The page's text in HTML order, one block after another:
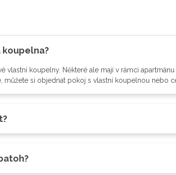
koupelna?
vlastní koupelny. Některé ale mají v rámci
můžete si objednat pokoj s vlastní koupelnou nebo